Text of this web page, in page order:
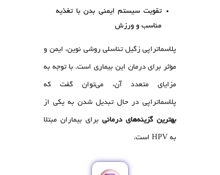
تقویت سیستم ایمنی بدن با تغذیه
مناسب و ورزش
پلاسماتراپی زگیل تناسلی روشی نوین، ایمن و
مؤثر برای درمان این بیماری است. با توجه به
مزایای متعدد آن، می‌توان گفت که
پلاسماتراپی در حال تبدیل شدن به یکی از
بهترین گزینه‌های درمانی برای بیماران مبتلا
به HPV است.